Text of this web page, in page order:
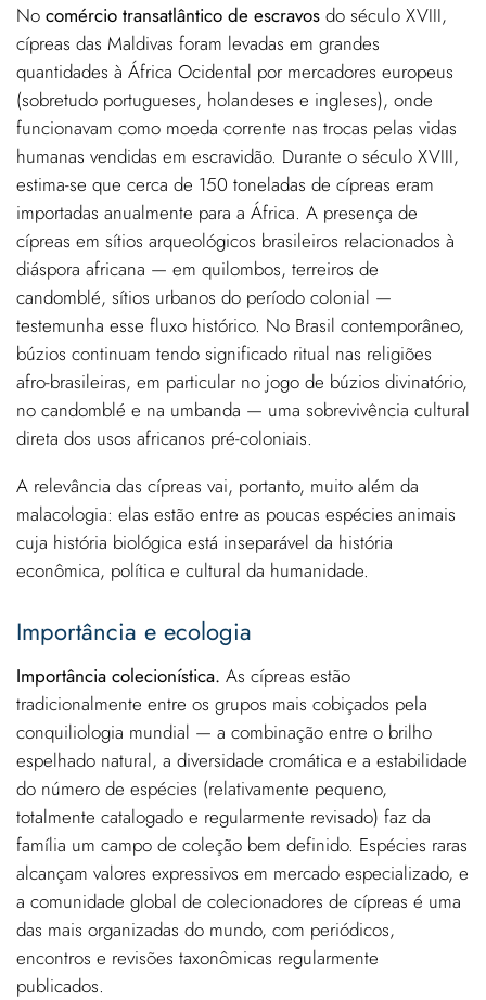
No comércio transatlântico de escravos do século XVIII,
cípreas das Maldivas foram levadas em grandes
quantidades à África Ocidental por mercadores europeus
(sobretudo portugueses, holandeses e ingleses), onde
funcionavam como moeda corrente nas trocas pelas vidas
humanas vendidas em escravidão. Durante o século XVIII,
estima-se que cerca de 150 toneladas de cípreas eram
importadas anualmente para a África. A presença de
cípreas em sítios arqueológicos brasileiros relacionados à
diáspora africana — em quilombos, terreiros de
candomblé, sítios urbanos do período colonial —
testemunha esse fluxo histórico. No Brasil contemporâneo,
búzios continuam tendo significado ritual nas religiões
afro-brasileiras, em particular no jogo de búzios divinatório,
no candomblé e na umbanda — uma sobrevivência cultural
direta dos usos africanos pré-coloniais.
A relevância das cípreas vai, portanto, muito além da
malacologia: elas estão entre as poucas espécies animais
cuja história biológica está inseparável da história
econômica, política e cultural da humanidade.
Importância e ecologia
Importância colecionística. As cípreas estão
tradicionalmente entre os grupos mais cobiçados pela
conquiliologia mundial — a combinação entre o brilho
espelhado natural, a diversidade cromática e a estabilidade
do número de espécies (relativamente pequeno,
totalmente catalogado e regularmente revisado) faz da
família um campo de coleção bem definido. Espécies raras
alcançam valores expressivos em mercado especializado, e
a comunidade global de colecionadores de cípreas é uma
das mais organizadas do mundo, com periódicos,
encontros e revisões taxonômicas regularmente
publicados.